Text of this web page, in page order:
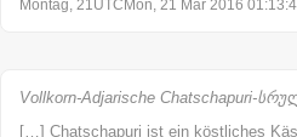
Montag, 21UTCMon, 21 Mar 2016
Vollkorn-Adjarische Chatschapuri-
[…] Chatschapuri ist ein köstliches